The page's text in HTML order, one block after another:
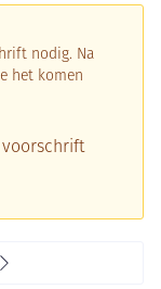
nodig. Na
het komen
voorschrift